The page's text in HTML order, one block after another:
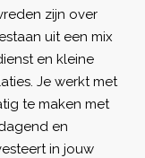
zijn over
uit een mix
en kleine
Je werkt met
te maken met
en
in jouw